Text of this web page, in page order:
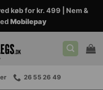
køb for kr. 499 | Nem &
Mobilepay
26 55 26 49